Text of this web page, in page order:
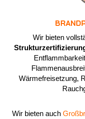
Wir bieten
Wärmefreisetzung,
Wir bieten auch